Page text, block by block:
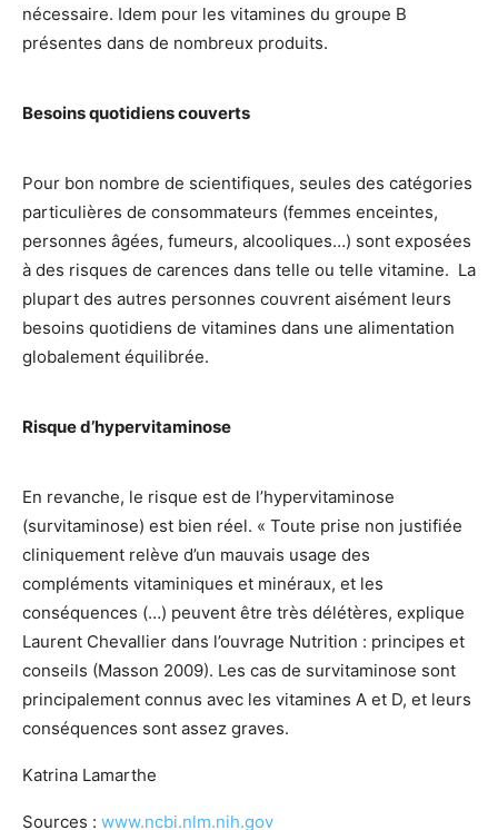
nécessaire. Idem pour les vitamines du groupe B
présentes dans de nombreux produits.
Besoins quotidiens couverts
Pour bon nombre de scientifiques, seules des catégories
particulières de consommateurs (femmes enceintes,
personnes âgées, fumeurs, alcooliques…) sont exposées
à des risques de carences dans telle ou telle vitamine. La
plupart des autres personnes couvrent aisément leurs
besoins quotidiens de vitamines dans une alimentation
globalement équilibrée.
Risque d’hypervitaminose
En revanche, le risque est de l’hypervitaminose
(survitaminose) est bien réel. « Toute prise non justifiée
cliniquement relève d’un mauvais usage des
compléments vitaminiques et minéraux, et les
conséquences (…) peuvent être très délétères, explique
Laurent Chevallier dans l’ouvrage Nutrition : principes et
conseils (Masson 2009). Les cas de survitaminose sont
principalement connus avec les vitamines A et D, et leurs
conséquences sont assez graves.
Katrina Lamarthe
Sources : www.ncbi.nlm.nih.gov